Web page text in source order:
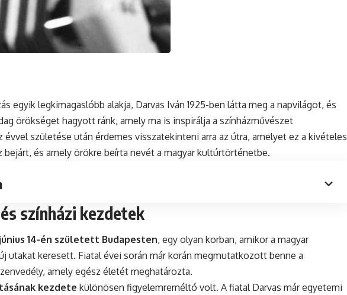
egyik legkimagaslóbb alakja, Darvas Iván 1925-ben látta meg a napvilágot, és
örökséget hagyott ránk, amely ma is inspirálja a színházművészet
évvel születése után érdemes visszatekinteni arra az útra, amelyet ez a kivételes
és amely örökre beírta nevét a magyar kultúrtörténetbe.
színházi kezdetek
június 14-én született Budapesten, egy olyan korban, amikor a magyar
utakat keresett. Fiatal évei során már korán megmutatkozott benne a
amely egész életét meghatározta.
kezdete különösen figyelemreméltó volt. A fiatal Darvas már egyetemi